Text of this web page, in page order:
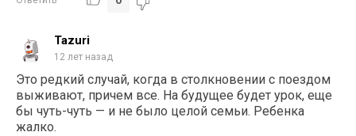
Tazuri
12 лет назад
Это редкий случай, когда в столкновении с поездом
выживают, причем все. На будущее будет урок, еще
бы чуть-чуть — и не было целой семьи. Ребенка
жалко.